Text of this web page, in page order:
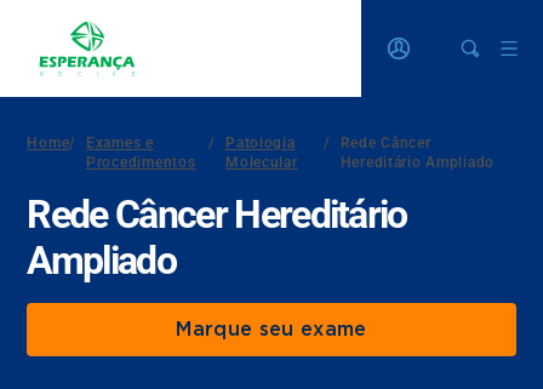
Home/
Exames e
Procedimentos
/
Patologia
Molecular
/
Rede Câncer
Hereditário Ampliado
Rede Câncer Hereditário
Ampliado
Marque seu exame